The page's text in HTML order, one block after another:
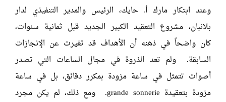
وعند ابتكار مارك أ. حايك، الرئيس والمدير التنفيذي لدار
بلانبان، مشروع التعقيد الكبير الجديد قبل ثمانية سنوات،
كان واضحاً في ذهنه أن الأهداف قد تغيرت عن الإنجازات
السابقة. ولم تعد الذروة في مجال الساعات التي تصدر
أصوات تتمثل في ساعة مزودة بمكرر دقائق، بل في ساعة
مزودة بتعقيدة grande sonnerie. ومع ذلك، لم يكن مجرد